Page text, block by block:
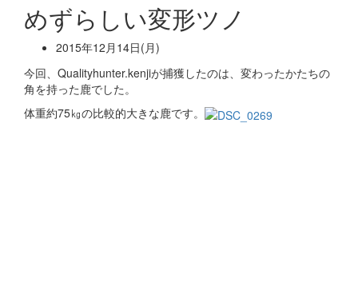
めずらしい変形ツノ
2015年12月14日(月)
今回、Qualityhunter.kenjiが捕獲したのは、変わったかたちの
角を持った鹿でした。
体重約75㎏の比較的大きな鹿です。